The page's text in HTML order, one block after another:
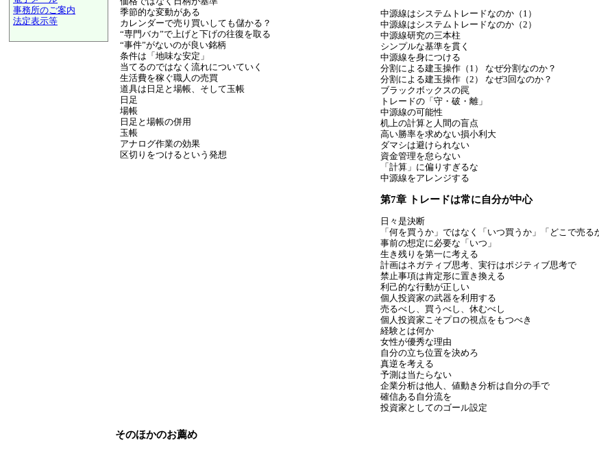
事務所のご案内
法定表示等
季節的な変動がある
カレンダーで売り買いしても儲かる？
“専門バカ”で上げと下げの往復を取る
“事件”がないのが良い銘柄
条件は「地味な安定」
当てるのではなく流れについていく
生活費を稼ぐ職人の売買
道具は日足と場帳、そして玉帳
日足
場帳
日足と場帳の併用
玉帳
アナログ作業の効果
区切りをつけるという発想
中源線はシステムトレードなのか（1）
中源線はシステムトレードなのか（2）
中源線研究の三本柱
シンプルな基準を貫く
中源線を身につける
分割による建玉操作（1） なぜ分割なのか？
分割による建玉操作（2） なぜ3回なのか？
ブラックボックスの罠
トレードの「守・破・離」
中源線の可能性
机上の計算と人間の盲点
高い勝率を求めない損小利大
ダマシは避けられない
資金管理を怠らない
「計算」に偏りすぎるな
中源線をアレンジする
第7章 トレードは常に自分が中心
日々是決断
「何を買うか」ではなく「いつ買うか」「どこで売る
事前の想定に必要な「いつ」
生き残りを第一に考える
計画はネガティブ思考、実行はポジティブ思考で
禁止事項は肯定形に置き換える
利己的な行動が正しい
個人投資家の武器を利用する
売るべし、買うべし、休むべし
個人投資家こそプロの視点をもつべき
経験とは何か
女性が優秀な理由
自分の立ち位置を決めろ
真逆を考える
予測は当たらない
企業分析は他人、値動き分析は自分の手で
確信ある自分流を
投資家としてのゴール設定
そのほかのお薦め